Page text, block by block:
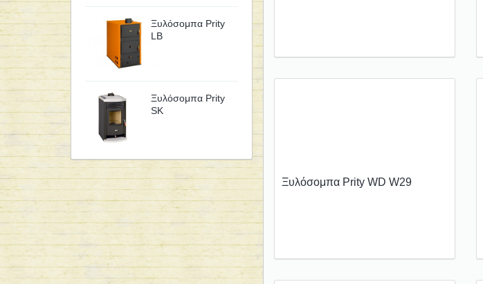
Ξυλόσομπα Prity WD W29
Ξυλόσομπα Prity
LB
Ξυλόσομπα Prity
SK